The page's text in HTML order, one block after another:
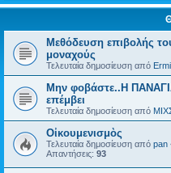
Μεθόδευση επιβολής
μοναχούς
Τελευταία δημοσίευση από
Μην φοβάστε..Η
επέμβει
Τελευταία δημοσίευση από
Οἰκουμενισμὸς
Τελευταία δημοσίευση από pan
Απαντήσεις: 93